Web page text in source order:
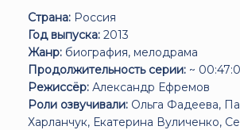
Страна: Россия
Год выпуска: 2013
Жанр: биография, мелодрама
Продолжительность серии: ~
Режиссёр: Александр Ефремов
Роли озвучивали: Ольга Фадеева,
Харланчук, Екатерина Вуличенко,